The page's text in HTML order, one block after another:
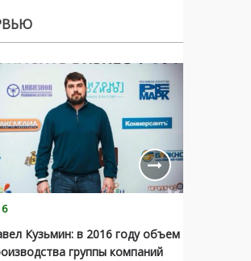
Кузьмин: в 2016 году объем
группы компаний